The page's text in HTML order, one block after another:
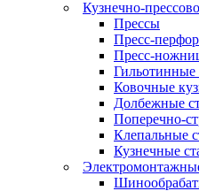
Кузнечно-
Прессы
Пресс-
Пресс-
Ковочные
Долбежные
Поперечно-
Клепальные
Кузнечные